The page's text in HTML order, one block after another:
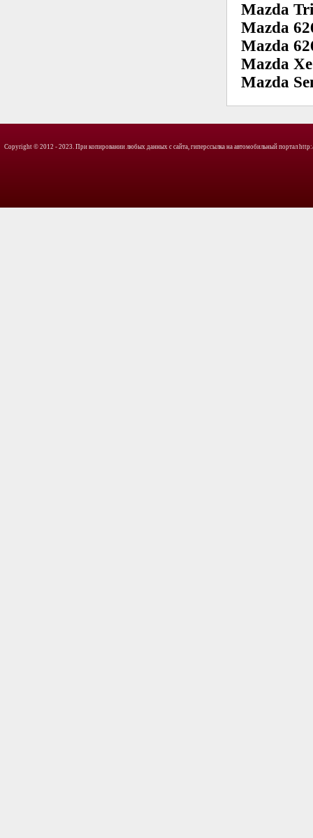
Mazda
Mazda
Mazda
Mazda
Mazda
Copyright © 2012 - 2023. При копировании любых данных с сайта, гиперссылка на автомобильный портал